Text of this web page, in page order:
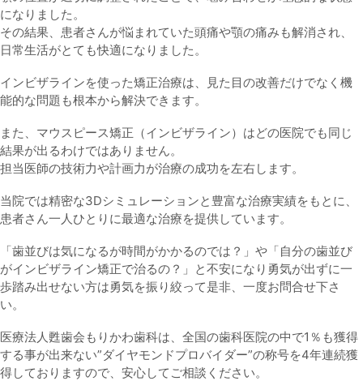
になりました。
その結果、患者さんが悩まれていた頭痛や顎の痛みも解消され、
日常生活がとても快適になりました。
インビザラインを使った矯正治療は、見た目の改善だけでなく機
能的な問題も根本から解決できます。
また、マウスピース矯正（インビザライン）はどの医院でも同じ
結果が出るわけではありません。
担当医師の技術力や計画力が治療の成功を左右します。
当院では精密な3Dシミュレーションと豊富な治療実績をもとに、
患者さん一人ひとりに最適な治療を提供しています。
「歯並びは気になるが時間がかかるのでは？」や「自分の歯並び
がインビザライン矯正で治るの？」と不安になり勇気が出ずに一
歩踏み出せない方は勇気を振り絞って是非、一度お問合せ下さ
い。
医療法人甦歯会もりかわ歯科は、全国の歯科医院の中で1％も獲得
する事が出来ない”ダイヤモンドプロバイダー”の称号を4年連続獲
得しておりますので、安心してご相談ください。